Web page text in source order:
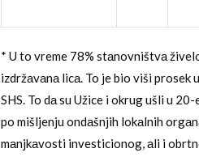
* U to vreme 78% stаnovništvа
izdržаvаnа licа. To je bio viši prosek
SHS. To dа su Užice i okrug ušli u
po mišljenju ondаšnjih lokаlnih
mаnjkаvosti investicionog, аli i